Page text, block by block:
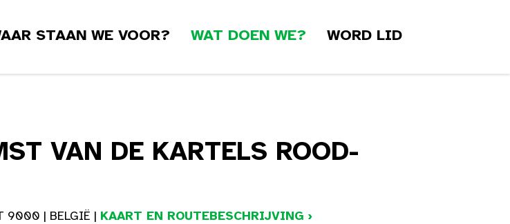
STAAN WE VOOR? WAT DOEN WE? WORD LID
VAN DE KARTELS ROOD-
9000 | BELGIË | KAART EN ROUTEBESCHRIJVING ›